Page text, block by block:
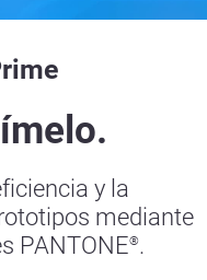
y la
mediante
PANTONE®.